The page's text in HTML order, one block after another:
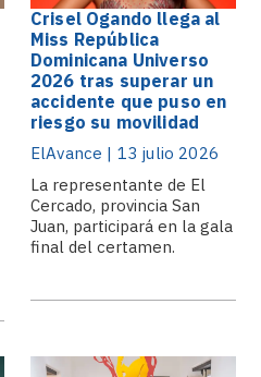
Crisel Ogando llega al
Miss República
Dominicana Universo
2026 tras superar un
accidente que puso en
riesgo su movilidad
ElAvance | 13 julio 2026
La representante de El
Cercado, provincia San
Juan, participará en la gala
final del certamen.